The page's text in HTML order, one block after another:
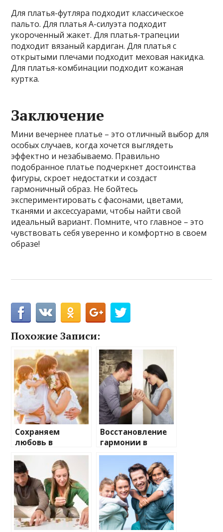
Для платья-футляра подходит классическое
пальто. Для платья А-силуэта подходит
укороченный жакет. Для платья-трапеции
подходит вязаный кардиган. Для платья с
открытыми плечами подходит меховая накидка.
Для платья-комбинации подходит кожаная
куртка.
Заключение
Мини вечернее платье – это отличный выбор для
особых случаев, когда хочется выглядеть
эффектно и незабываемо. Правильно
подобранное платье подчеркнет достоинства
фигуры, скроет недостатки и создаст
гармоничный образ. Не бойтесь
экспериментировать с фасонами, цветами,
тканями и аксессуарами, чтобы найти свой
идеальный вариант. Помните, что главное – это
чувствовать себя уверенно и комфортно в своем
образе!
Похожие Записи:
Сохраняем
любовь в
семейных узах
Восстановление
гармонии в
отношениях
после раздора